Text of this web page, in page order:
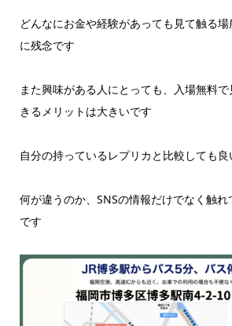
どんなにお金や経験があっても見て触る
に残念です
また興味がある人にとっても、入場無料
きるメリットは大きいです
自分の持っているレプリカと比較しても
何が違うのか、SNSの情報だけでなく触
です